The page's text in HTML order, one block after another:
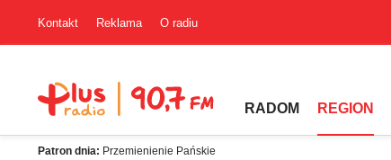
Kontakt Reklama O radiu
RADOM REGION
Patron dnia: Przemienienie Pańskie